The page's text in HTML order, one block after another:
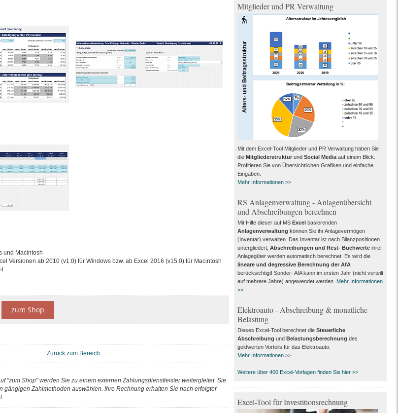
und Macintosh
Versionen ab 2010 (v1.0) für Windows bzw. ab Excel 2016 (v15.0) für Macintosh
zum Shop
Zurück zum Bereich
"zum Shop" werden Sie zu einem externen Zahlungsdienstleister weitergleitet. Sie
gängigen Zahlmethoden auswählen. Ihre Rechnung erhalten Sie nach erfolgter
Mitglieder und PR Verwaltung
Mit dem Excel-Tool Mitglieder und PR Verwaltung haben Sie
die Mitgliederstrukturund Social Mediaauf einem Blick.
Profitieren Sie von Übersichtlichen Grafiken und einfache
Eingaben.
Mehr Informationen >>
RS Anlagenverwaltung - Anlagenübersicht
und Abschreibungen berechnen
Mit Hilfe dieser auf MS Excelbasierenden
Anlagenverwaltung können Sie ihr Anlagevermögen
(Inventar) verwalten. Das Inventar ist nach Bilanzpositionen
untergliedert, Abschreibungen und Rest- Buchwerteihrer
Anlagegüter werden automatisch berechnet. Es wird die
lineare und degressive Berechnung der AfA
berücksichtigt! Sonder- AfA kann im ersten Jahr (nicht verteilt
auf mehrere Jahre) angewendet werden. Mehr Informationen
>>
Elektroauto - Abschreibung & monatliche
Belastung
Dieses Excel-Tool berechnet die Steuerliche
Abschreibung und Belastungsberechnung des
geldwerten Vorteils für das Elektroauto.
Mehr Informationen >>
Weitere über 400 Excel-Vorlagen finden Sie hier >>
Excel-Tool für Investitionsrechnung